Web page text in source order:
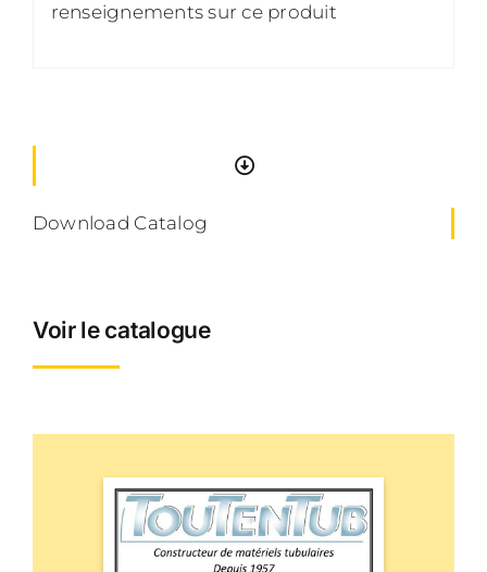
renseignements sur ce produit
Download Catalog
Voir le catalogue